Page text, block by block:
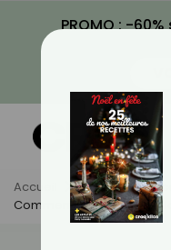
PROMO : -
Accueil Actus
Comment Réussir Une